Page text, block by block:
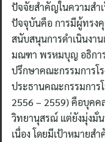
ปัจจัยสำคัญในความสำ
ปัจจุบันคือ การมีผู้ทรง
สนับสนุนการดำเนินงา
มณฑา พรหมบุญ อธิกา
ปรึกษาคณะกรรมการโ
ประธานคณะกรรมการ
2556 – 2559) คือบุคค
วิทยานุสรณ์ แต่ยังมุ่งมั่
เนื่อง โดยมีเป้าหมายส